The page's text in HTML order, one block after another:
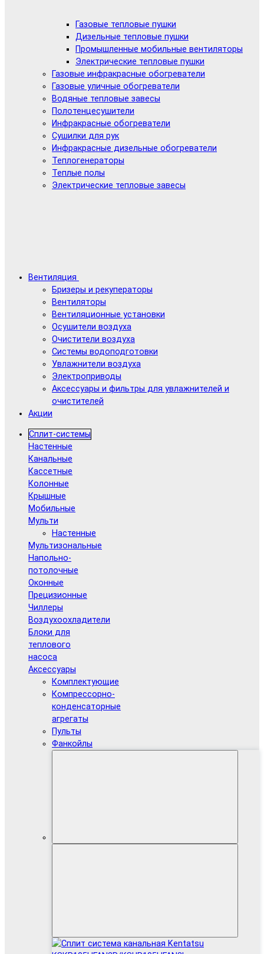
Газовые тепловые пушки
Дизельные тепловые пушки
Промышленные мобильные вентиляторы
Электрические тепловые пушки
Газовые инфракрасные обогреватели
Газовые уличные обогреватели
Водяные тепловые завесы
Полотенцесушители
Инфракрасные обогреватели
Сушилки для рук
Инфракрасные дизельные обогреватели
Теплогенераторы
Теплые полы
Электрические тепловые завесы
Вентиляция
Бризеры и рекуператоры
Вентиляторы
Вентиляционные установки
Осушители воздуха
Очистители воздуха
Системы водоподготовки
Увлажнители воздуха
Электроприводы
Аксессуары и фильтры для увлажнителей и
очистителей
Акции
Сплит-системы
Настенные
Канальные
Кассетные
Колонные
Крышные
Мобильные
Мульти
Настенные
Мультизональные
Напольно-
потолочные
Оконные
Прецизионные
Чиллеры
Воздухоохладители
Блоки для
теплового
насоса
Аксессуары
Комплектующие
Компрессорно-
конденсаторные
агрегаты
Пульты
Фанкойлы